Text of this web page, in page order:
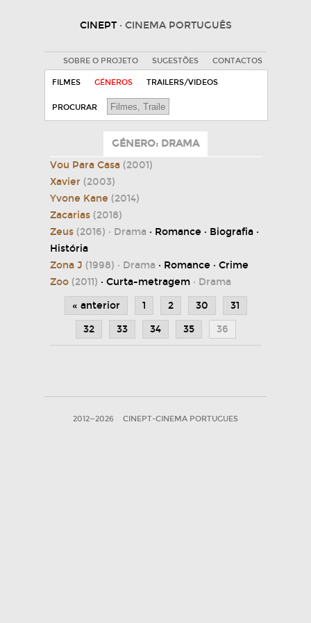
CINEPT · CINEMA PORTUGUÊS
SOBRE O PROJETO SUGESTÕES CONTACTOS
FILMES GÉNEROS TRAILERS/VIDEOS
PROCURAR
GÉNERO: DRAMA
Vou Para Casa (2001)
Xavier (2003)
Yvone Kane (2014)
Zacarias (2018)
Zeus (2016) · Drama · Romance · Biografia ·
História
Zona J (1998) · Drama · Romance · Crime
Zoo (2011) · Curta-metragem · Drama
« anterior
1 2 30
31
32
33 34 35 36
2012—2026 CINEPT-CINEMA PORTUGUES